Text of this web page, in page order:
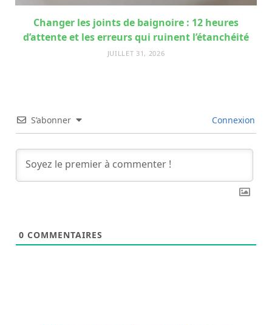
Changer les joints de baignoire : 12 heures
d’attente et les erreurs qui ruinent l’étanchéité
JUILLET 31, 2026
S’abonner Connexion
0 COMMENTAIRES